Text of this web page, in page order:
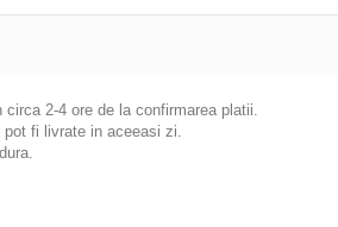
2-4 ore de la confirmarea platii.
pot fi livrate in aceeasi zi.